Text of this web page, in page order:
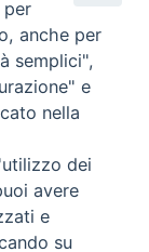
per
anche per
semplici",
e
nella
dei
avere
e
su